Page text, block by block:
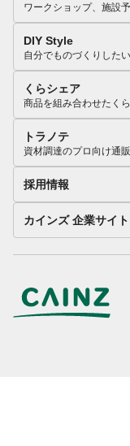
ワークショップ、施設
DIY Style
自分でものづくりした
くらシェア
商品を組み合わせたく
トラノテ
資材調達のプロ向け通
採用情報
カインズ 企業サイト